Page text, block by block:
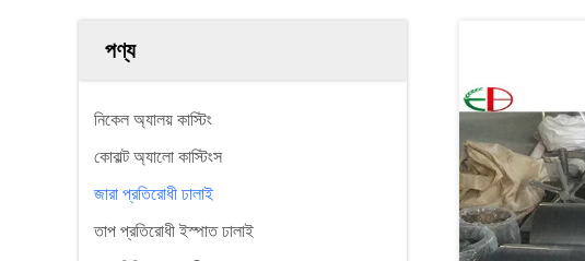
পণ্য
নিকেল অ্যালয় কাস্টিং
কোবাল্ট অ্যালো কাস্টিংস
জারা প্রতিরোধী ঢালাই
তাপ প্রতিরোধী ইস্পাত ঢালাই